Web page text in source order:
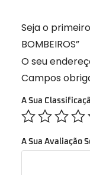
Seja o primeiro
BOMBEIROS”
O seu
Campos
A Sua
A Sua Avaliação